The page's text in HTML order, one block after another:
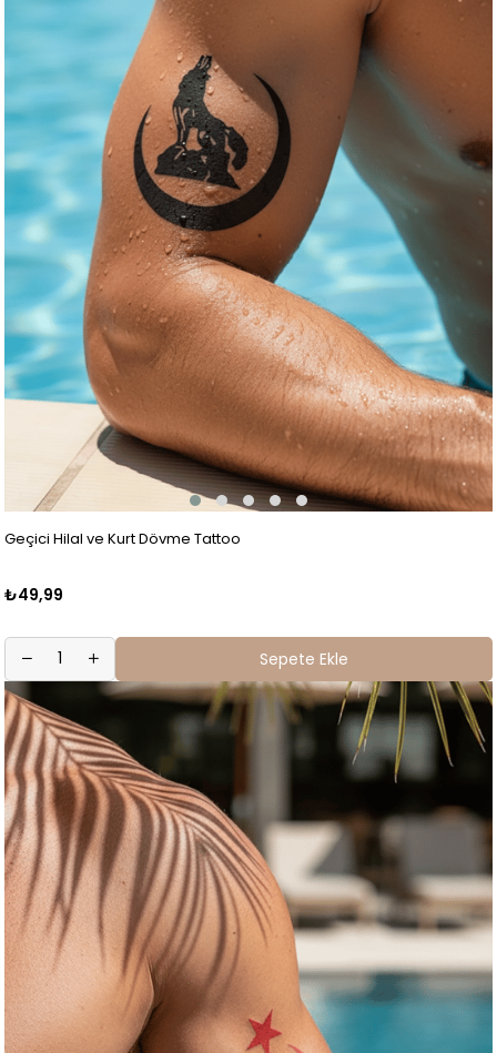
Geçici Hilal ve Kurt Dövme Tattoo
₺49,99
Sepete Ekle